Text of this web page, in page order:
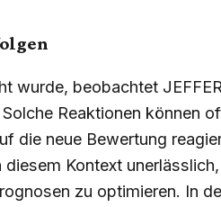
wurde, beobachtet
Reaktionen können
die neue Bewertung
Kontext
zu optimieren. In